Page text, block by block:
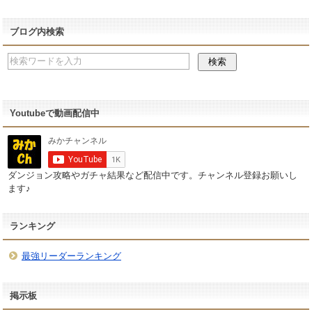
ブログ内検索
Youtubeで動画配信中
ダンジョン攻略やガチャ結果など配信中です。チャンネル登録お願いし
ます♪
ランキング
最強リーダーランキング
掲示板